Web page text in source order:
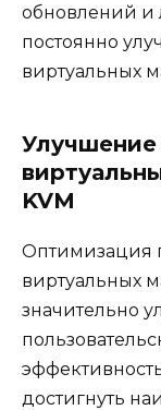
обновлений и
постоянно
виртуальных
Улучшение
KVM
Оптимизация
виртуальных
значительно
достигнуть